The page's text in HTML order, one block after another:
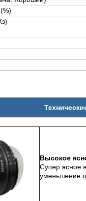
Высокое
Супер ясное
уменьшение